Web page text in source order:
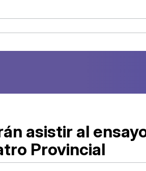
asistir al
Provincial